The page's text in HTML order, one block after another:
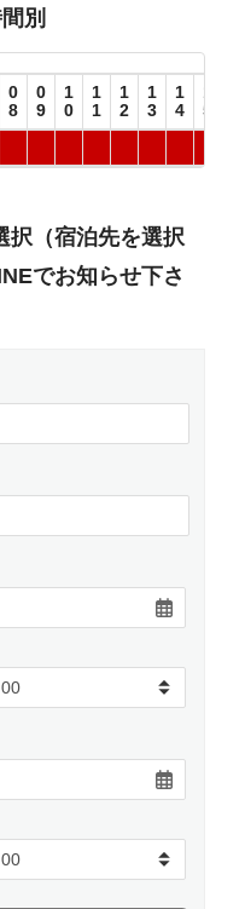
別
0
8
0
9
1
0
1
1
1
2
1
3
1
4
1
5
択（宿泊先を選択
でお知らせ下さ